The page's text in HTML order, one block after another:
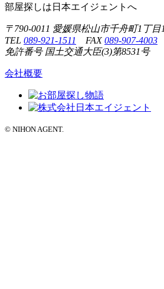
部屋探しは日本エイジェントへ
〒790-0011 愛媛県松山市千舟町1丁
TEL 089-921-1511 FAX089-907-4003
免許番号 国土交通大臣(3)第8531号
会社概要
© NIHON AGENT.